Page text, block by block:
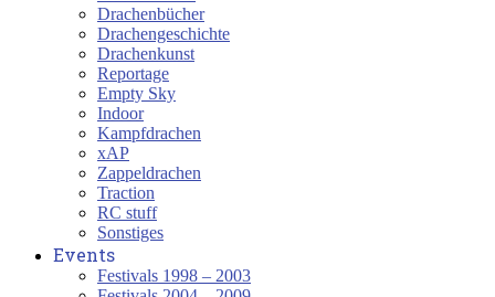
Drachenbücher
Drachengeschichte
Drachenkunst
Reportage
Empty Sky
Indoor
Kampfdrachen
xAP
Zappeldrachen
Traction
RC stuff
Sonstiges
Events
Festivals 1998 – 2003